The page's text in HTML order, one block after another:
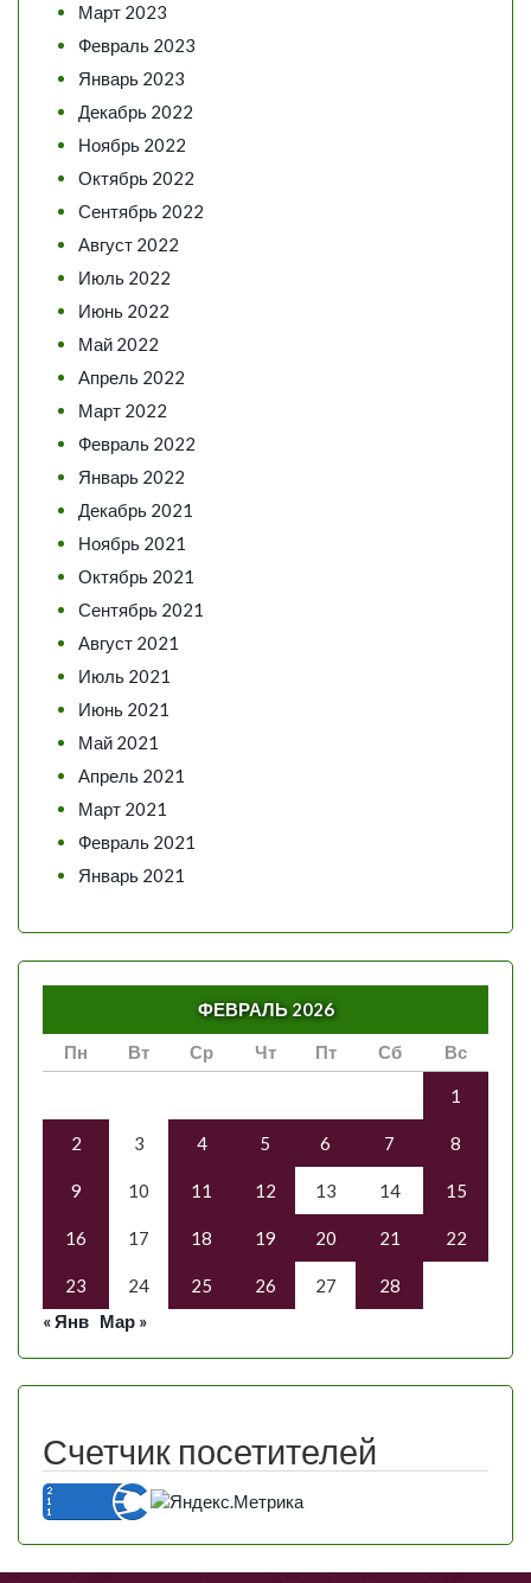
Март 2023
Февраль 2023
Январь 2023
Декабрь 2022
Ноябрь 2022
Октябрь 2022
Сентябрь 2022
Август 2022
Июль 2022
Июнь 2022
Май 2022
Апрель 2022
Март 2022
Февраль 2022
Январь 2022
Декабрь 2021
Ноябрь 2021
Октябрь 2021
Сентябрь 2021
Август 2021
Июль 2021
Июнь 2021
Май 2021
Апрель 2021
Март 2021
Февраль 2021
Январь 2021
ФЕВРАЛЬ 2026
Пн
Вт Ср Чт Пт Сб Вс
1
2 3 4 5 6 7 8
9 10 11 12 13 14 15
16 17 18 19 20 21 22
23 24 25 26 27
28
« Янв Мар »
Счетчик посетителей